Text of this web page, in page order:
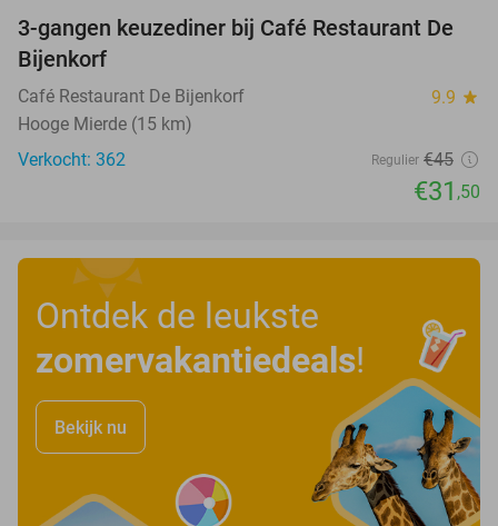
30%
3-gangen keuzediner bij Café Restaurant De
Bijenkorf
Café Restaurant De Bijenkorf 9.9 star
Hooge Mierde (15 km)
Verkocht: 362
Regulier €45
€31 ,50
Ontdek de leukste
zomervakantiedeals!
Bekijk nu